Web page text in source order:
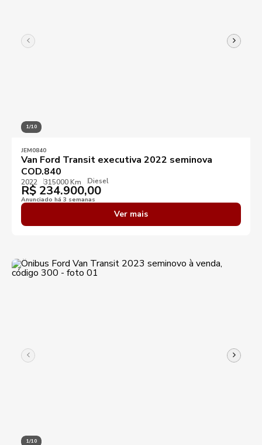
1/10
JEM0840
Van Ford Transit executiva 2022 seminova
COD.840
2022 315000 Km Diesel
R$ 234.900,00
Anunciado há 3 semanas
Ver mais
1/10